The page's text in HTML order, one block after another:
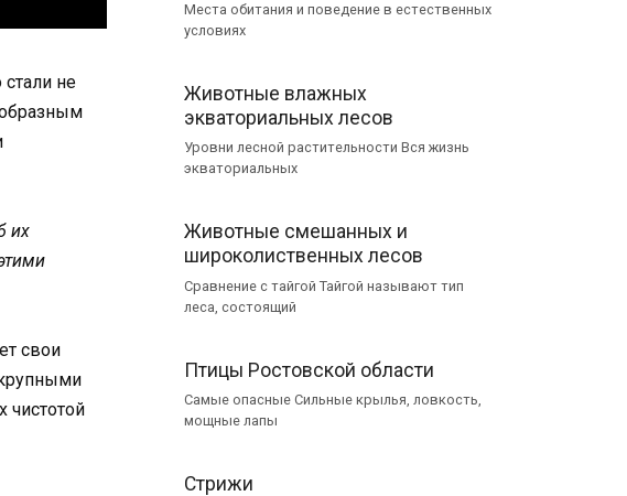
не
их
свои
чистотой
Места обитания и поведение в естественных
условиях
Животные влажных
экваториальных лесов
Уровни лесной растительности Вся жизнь
экваториальных
Животные смешанных и
широколиственных лесов
Сравнение с тайгой Тайгой называют тип
леса, состоящий
Птицы Ростовской области
Самые опасные Сильные крылья, ловкость,
мощные лапы
Стрижи